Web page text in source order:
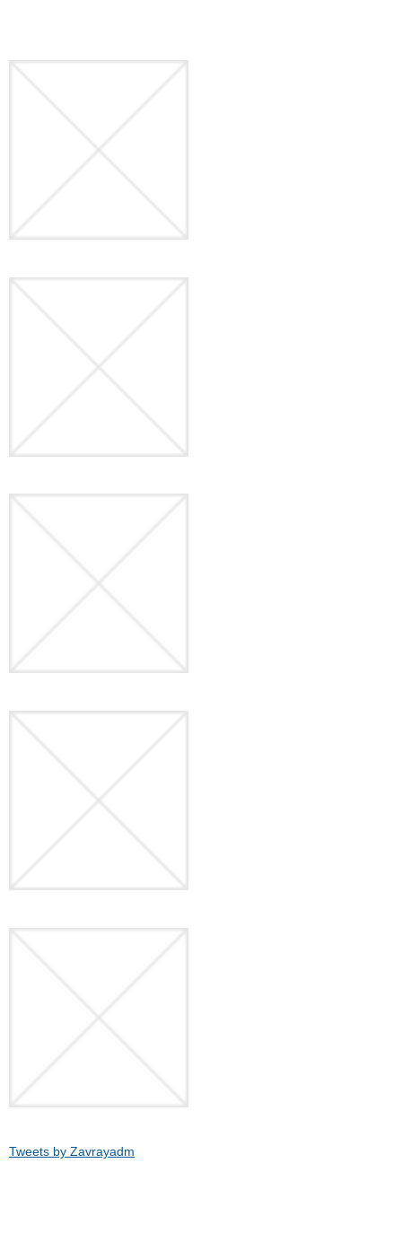
Tweets by Zavrayadm